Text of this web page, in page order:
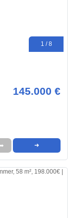
1 / 8
145.000 €
➜